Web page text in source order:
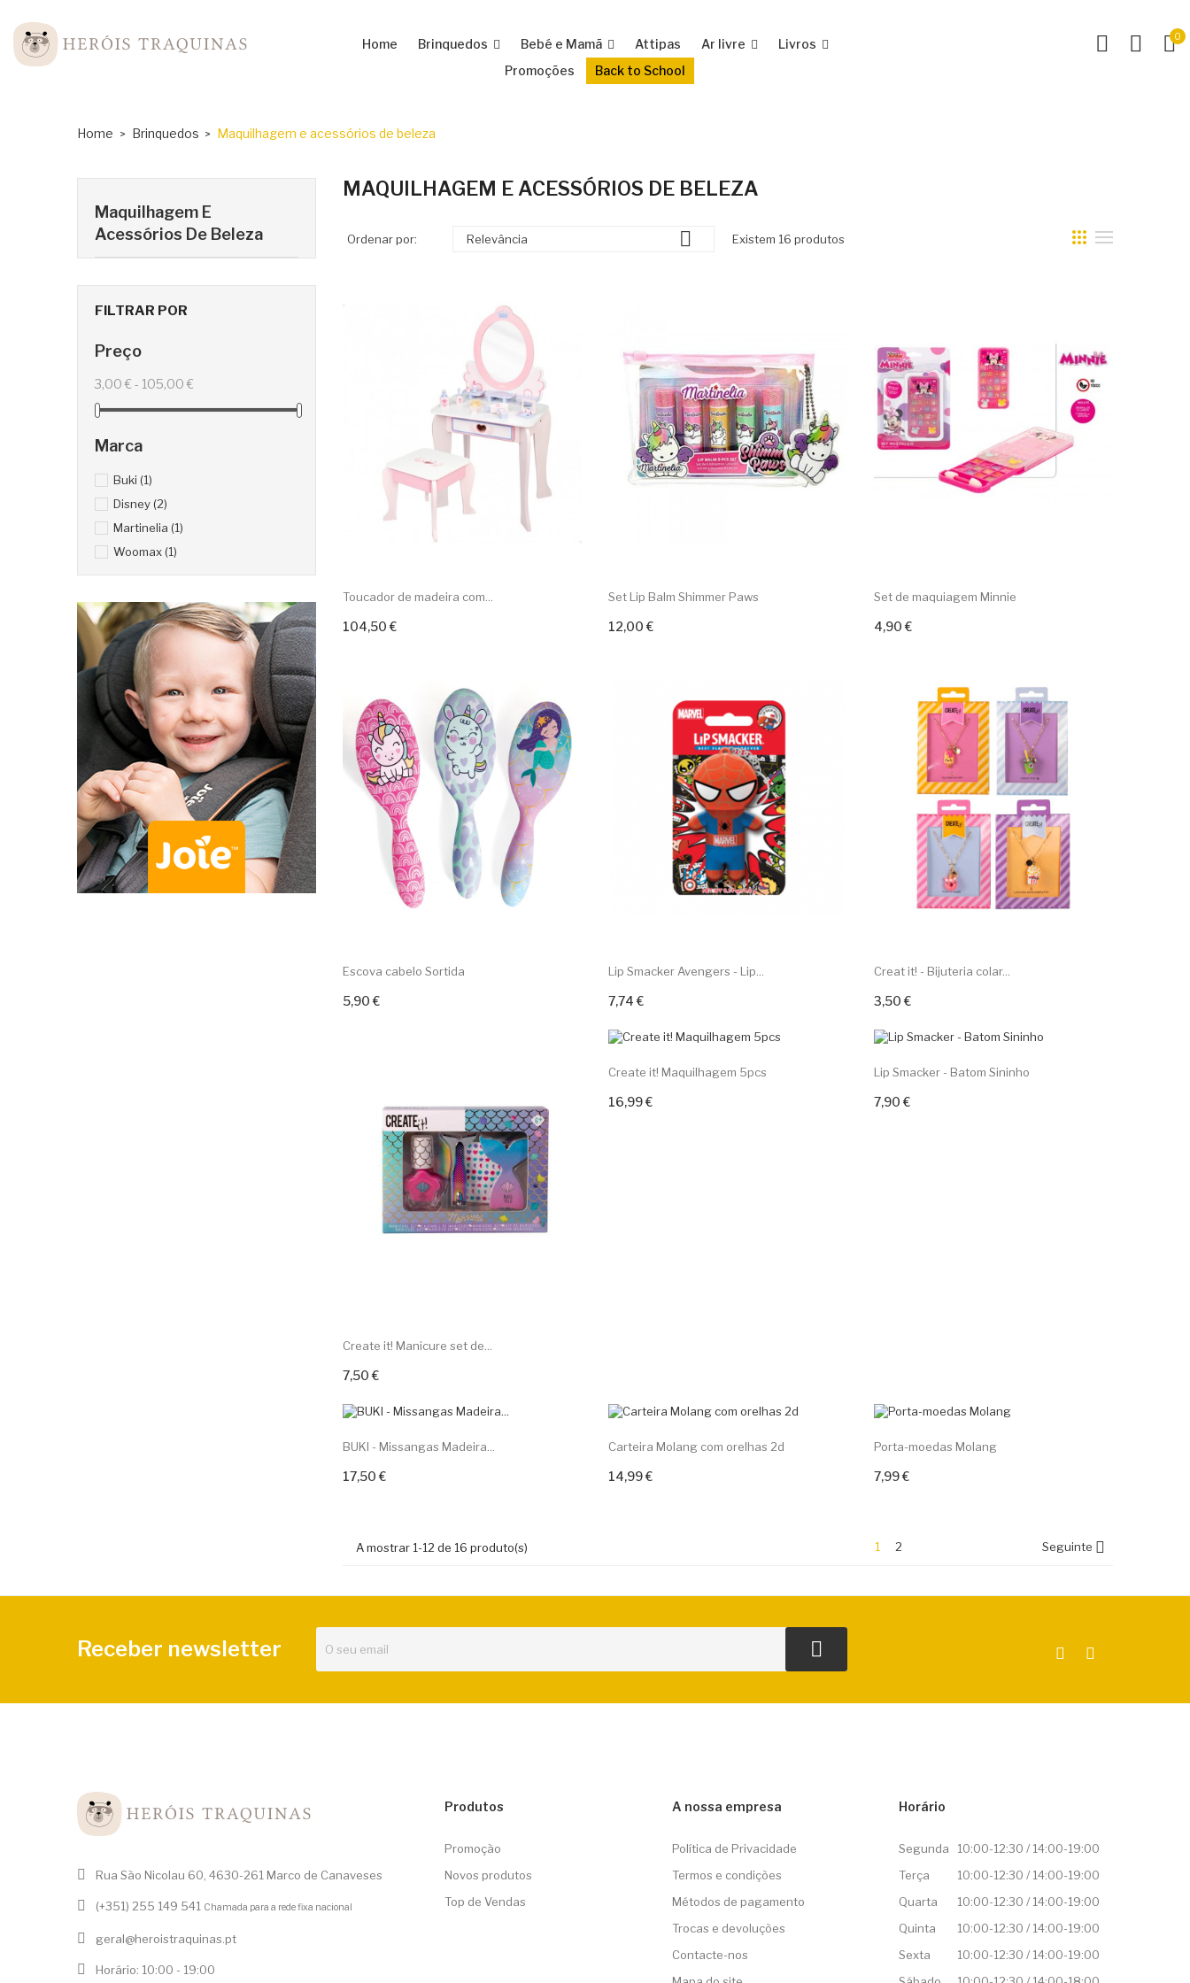
Home Brinquedos Bebé e Mamã Attipas Ar livre
Livros
Promoções
Back to School
0
Home Brinquedos Maquilhagem e acessórios de beleza
Maquilhagem E
Acessórios De Beleza
FILTRAR POR
Preço
3,00 € - 105,00 €
Marca
Buki (1)
Disney (2)
Martinelia (1)
Woomax (1)
MAQUILHAGEM E ACESSÓRIOS DE BELEZA
Ordenar por: Relevância  Existem 16 produtos
Toucador de madeira com...
104,50 €Adicionar ao carrinho
Set Lip Balm Shimmer Paws
12,00 €Adicionar ao carrinho
Set de maquiagem Minnie
4,90 €Adicionar ao carrinho
Escova cabelo Sortida
5,90 €Adicionar ao carrinho
Lip Smacker Avengers - Lip...
7,74 €Adicionar ao carrinho
Creat it! - Bijuteria colar...
3,50 €Adicionar ao carrinho
Create it! Manicure set de...
7,50 €Adicionar ao carrinho
Create it! Maquilhagem 5pcs
16,99 €Adicionar ao carrinho
Lip Smacker - Batom Sininho
7,90 €Adicionar ao carrinho
BUKI - Missangas Madeira...
17,50 €Adicionar ao carrinho
Carteira Molang com orelhas 2d
14,99 €Adicionar ao carrinho
Porta-moedas Molang
7,99 €Adicionar ao carrinho
A mostrar 1-12 de 16 produto(s) 1 2 Seguinte 
Receber newsletter
Rua São Nicolau 60, 4630-261 Marco de Canaveses
(+351) 255 149 541 Chamada para a rede fixa nacional
geral@heroistraquinas.pt
Horário: 10:00 - 19:00
Produtos
Promoção
Novos produtos
Top de Vendas
A nossa empresa
Política de Privacidade
Termos e condições
Métodos de pagamento
Trocas e devoluções
Contacte-nos
Horário
Segunda
10:00-12:30 / 14:00-19:00
Terça
10:00-12:30 / 14:00-19:00
Quarta
10:00-12:30 / 14:00-19:00
Quinta
10:00-12:30 / 14:00-19:00
Sexta
10:00-12:30 / 14:00-19:00